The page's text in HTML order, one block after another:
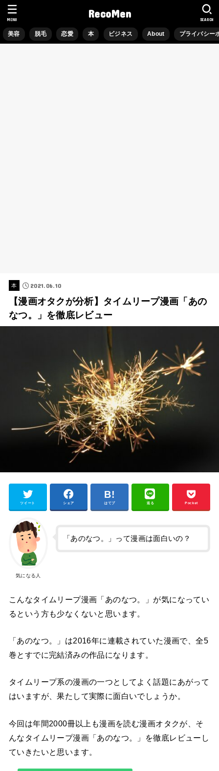
RecoMen
美容 脱毛 恋愛 本 ビジネス About プライバシー
SEARCH
MENU
本 2021.06.10
【漫画オタクが分析】タイムリープ漫画「あの
なつ。」を徹底レビュー
ツイート シェア はてブ 送る Pocket
気になる人
「あのなつ。」って漫画は面白いの？
こんなタイムリープ漫画「あのなつ。」が気になってい
るという方も少なくないと思います。
「あのなつ。」は2016年に連載されていた漫画で、全5
巻とすでに完結済みの作品になります。
タイムリープ系の漫画の一つとしてよく話題にあがって
はいますが、果たして実際に面白いでしょうか。
今回は年間2000冊以上も漫画を読む漫画オタクが、そ
んなタイムリープ漫画「あのなつ。」を徹底レビューし
ていきたいと思います。